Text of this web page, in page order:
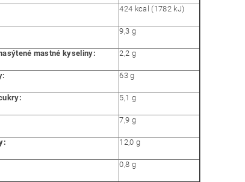
424 kcal (1782 kJ)
9,3 g
mastné kyseliny: 2,2 g
63 g
5,1 g
7,9 g
12,0 g
0,8 g